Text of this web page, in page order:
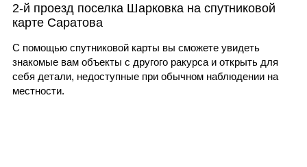
2-й проезд поселка Шарковка на спутниковой
карте Саратова
С помощью спутниковой карты вы сможете увидеть
знакомые вам объекты с другого ракурса и открыть для
себя детали, недоступные при обычном наблюдении на
местности.